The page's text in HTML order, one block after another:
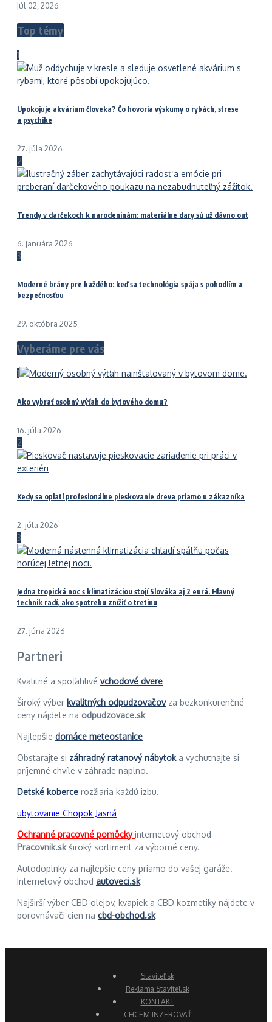
júl 02, 2026
Top témy
1
Upokojuje akvárium človeka? Čo hovoria výskumy o rybách, strese
a psychike
27. júla 2026
2
Trendy v darčekoch k narodeninám: materiálne dary sú už dávno out
6. januára 2026
3
Moderné brány pre každého: keď sa technológia spája s pohodlím a
bezpečnosťou
29. októbra 2025
Vyberáme pre vás
1
Ako vybrať osobný výťah do bytového domu?
16. júla 2026
2
Kedy sa oplatí profesionálne pieskovanie dreva priamo u zákazníka
2. júla 2026
3
Jedna tropická noc s klimatizáciou stojí Slováka aj 2 eurá. Hlavný
technik radí, ako spotrebu znížiť o tretinu
27. júna 2026
Partneri
Kvalitné a spoľahlivé vchodové dvere
Široký výber kvalitných odpudzovačovza bezkonkurenčné
ceny nájdete na odpudzovace.sk
Najlepšie domáce meteostanice
Obstarajte si záhradný ratanový nábytoka vychutnajte si
príjemné chvíle v záhrade naplno.
Detské koberce rozžiaria každú izbu.
ubytovanie Chopok Jasná
Ochranné pracovné pomôckyinternetový obchod
Pracovnik.skširoký sortiment za výborné ceny.
Autodoplnky za najlepšie ceny priamo do vašej garáže.
Internetový obchod autoveci.sk
Najširší výber CBD olejov, kvapiek a CBD kozmetiky nájdete v
porovnávači cien na cbd-obchod.sk
Staviteľ.sk
Reklama Stavitel.sk
KONTAKT
CHCEM INZEROVAŤ